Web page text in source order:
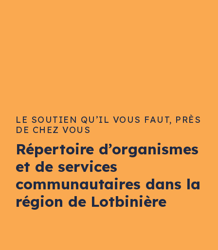
LE SOUTIEN QU’IL VOUS FAUT, PRÈS
DE CHEZ VOUS
Répertoire d’organismes
et de services
communautaires dans la
région de Lotbinière